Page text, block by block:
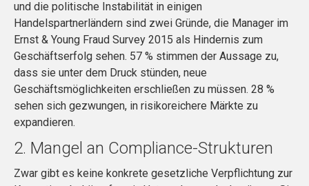
und die politische Instabilität in einigen
Handelspartnerländern sind zwei Gründe, die Manager im
Ernst & Young Fraud Survey 2015 als Hindernis zum
Geschäftserfolg sehen. 57 % stimmen der Aussage zu,
dass sie unter dem Druck stünden, neue
Geschäftsmöglichkeiten erschließen zu müssen. 28 %
sehen sich gezwungen, in risikoreichere Märkte zu
expandieren.
2. Mangel an Compliance-Strukturen
Zwar gibt es keine konkrete gesetzliche Verpflichtung zur